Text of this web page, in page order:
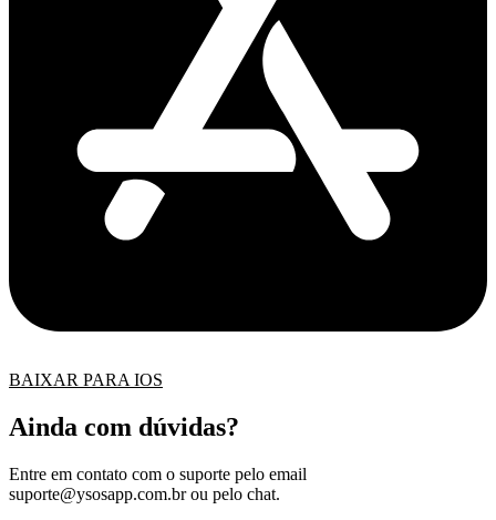
BAIXAR PARA IOS
Ainda com dúvidas?
Entre em contato com o suporte pelo email
suporte@ysosapp.com.brou pelo chat.